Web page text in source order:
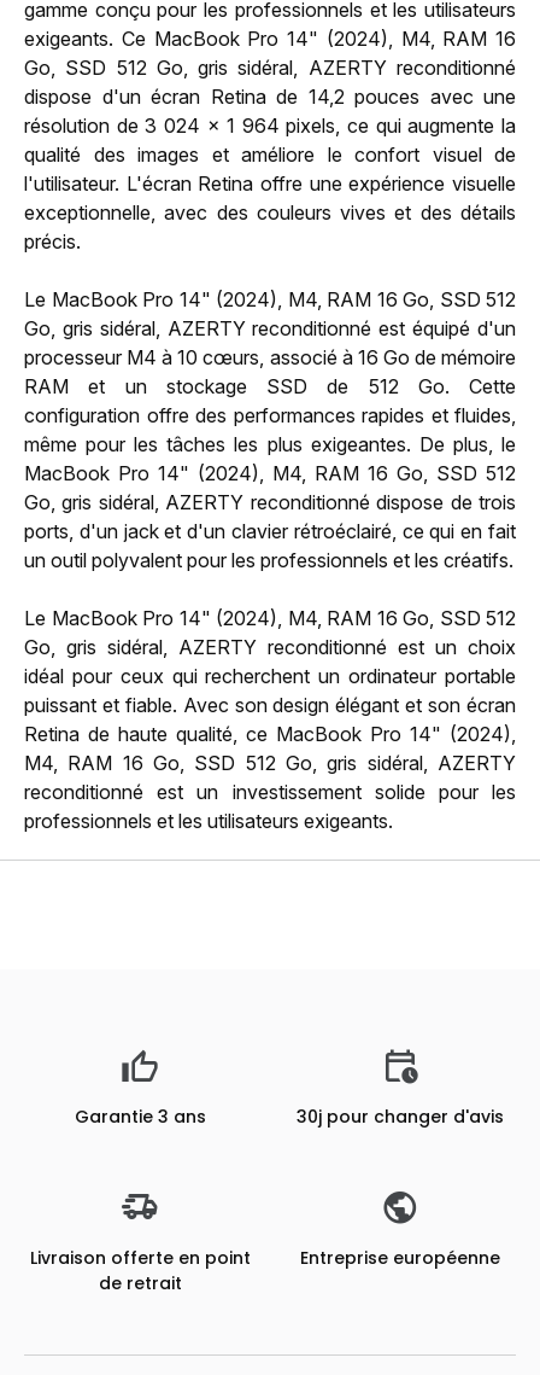
gamme conçu pour les professionnels et les utilisateurs
exigeants. Ce MacBook Pro 14" (2024), M4, RAM 16
Go, SSD 512 Go, gris sidéral, AZERTY reconditionné
dispose d'un écran Retina de 14,2 pouces avec une
résolution de 3 024 x 1 964 pixels, ce qui augmente la
qualité des images et améliore le confort visuel de
l'utilisateur. L'écran Retina offre une expérience visuelle
exceptionnelle, avec des couleurs vives et des détails
précis.
Le MacBook Pro 14" (2024), M4, RAM 16 Go, SSD 512
Go, gris sidéral, AZERTY reconditionné est équipé d'un
processeur M4 à 10 cœurs, associé à 16 Go de mémoire
RAM et un stockage SSD de 512 Go. Cette
configuration offre des performances rapides et fluides,
même pour les tâches les plus exigeantes. De plus, le
MacBook Pro 14" (2024), M4, RAM 16 Go, SSD 512
Go, gris sidéral, AZERTY reconditionné dispose de trois
ports, d'un jack et d'un clavier rétroéclairé, ce qui en fait
un outil polyvalent pour les professionnels et les créatifs.
Le MacBook Pro 14" (2024), M4, RAM 16 Go, SSD 512
Go, gris sidéral, AZERTY reconditionné est un choix
idéal pour ceux qui recherchent un ordinateur portable
puissant et fiable. Avec son design élégant et son écran
Retina de haute qualité, ce MacBook Pro 14" (2024),
M4, RAM 16 Go, SSD 512 Go, gris sidéral, AZERTY
reconditionné est un investissement solide pour les
professionnels et les utilisateurs exigeants.
Garantie 3 ans 30j pour changer d'avis
Livraison offerte en point
de retrait
Entreprise européenne